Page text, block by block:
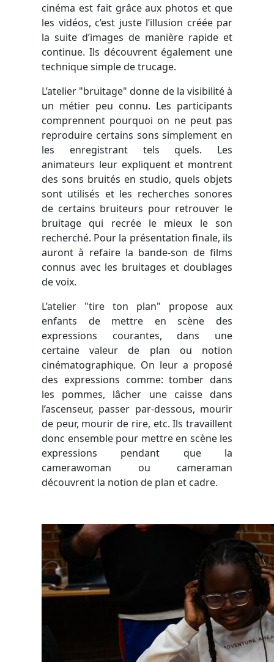
cinéma est fait grâce aux photos et que
les vidéos, c’est juste l’illusion créée par
la suite d’images de manière rapide et
continue. Ils découvrent également une
technique simple de trucage.
L’atelier "bruitage" donne de la visibilité à
un métier peu connu. Les participants
comprennent pourquoi on ne peut pas
reproduire certains sons simplement en
les enregistrant tels quels. Les
animateurs leur expliquent et montrent
des sons bruités en studio, quels objets
sont utilisés et les recherches sonores
de certains bruiteurs pour retrouver le
bruitage qui recrée le mieux le son
recherché. Pour la présentation finale, ils
auront à refaire la bande-son de films
connus avec les bruitages et doublages
de voix.
L’atelier "tire ton plan" propose aux
enfants de mettre en scène des
expressions courantes, dans une
certaine valeur de plan ou notion
cinématographique. On leur a proposé
des expressions comme: tomber dans
les pommes, lâcher une caisse dans
l’ascenseur, passer par-dessous, mourir
de peur, mourir de rire, etc. Ils travaillent
donc ensemble pour mettre en scène les
expressions pendant que la
camerawoman ou cameraman
découvrent la notion de plan et cadre.